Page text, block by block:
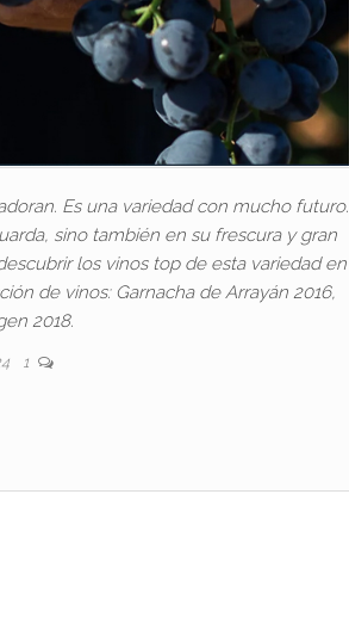
Es una variedad con mucho futuro.
sino también en su frescura y gran
los vinos top de esta variedad en
de vinos: Garnacha de Arrayán 2016,
2018.
1